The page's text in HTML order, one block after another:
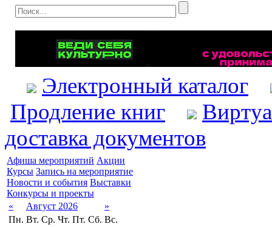
Электронный каталог
Продление книг
доставка документов
Афиша мероприятий Акции
Курсы Запись на мероприятие
Новости и события Выставки
Конкурсы и проекты
«
Август 2026
»
Пн. Вт. Ср. Чт. Пт. Сб. Вс.